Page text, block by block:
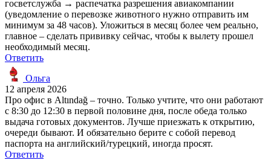
госветслужба → распечатка разрешения авиакомпании
(уведомление о перевозке животного нужно отправить им
минимум за 48 часов). Уложиться в месяц более чем реально,
главное – сделать прививку сейчас, чтобы к вылету прошел
необходимый месяц.
Ответить
Ольга
12 апреля 2026
Про офис в Altındağ – точно. Только учтите, что они работают
с 8:30 до 12:30 в первой половине дня, после обеда только
выдача готовых документов. Лучше приезжать к открытию,
очереди бывают. И обязательно берите с собой перевод
паспорта на английский/турецкий, иногда просят.
Ответить